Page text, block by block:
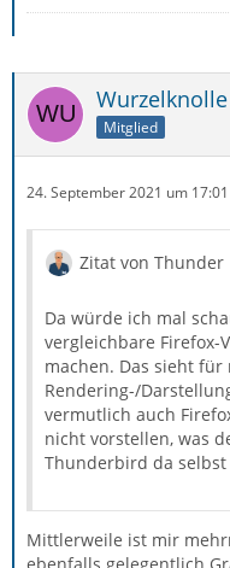
Wurzelknolle
Mitglied
24. September 2021 um 17:01
Zitat von Thunder
Da würde ich mal
vergleichbare Firefox-
machen. Das sieht
Rendering-/
vermutlich auch
nicht vorstellen, was
Thunderbird da
Mittlerweile ist mir